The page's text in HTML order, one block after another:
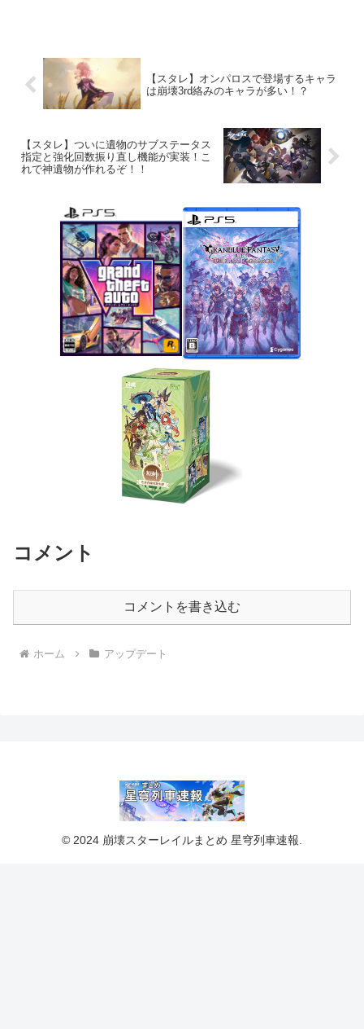
【スタレ】オンパロスで登場するキャラ
は崩壊3rd絡みのキャラが多い！？
【スタレ】ついに遺物のサブステータス
指定と強化回数振り直し機能が実装！こ
れで神遺物が作れるぞ！！
コメント
コメントを書き込む
ホーム アップデート
© 2024 崩壊スターレイルまとめ 星穹列車速報.